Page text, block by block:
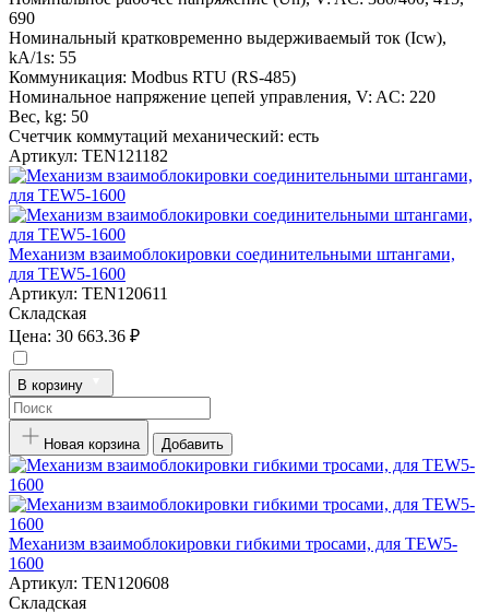
690
Номинальный кратковременно выдерживаемый ток (Icw),
kA/1s: 55
Коммуникация: Modbus RTU (RS-485)
Номинальное напряжение цепей управления, V: AC: 220
Вес, kg: 50
Счетчик коммутаций механический: есть
Артикул: TEN121182
Механизм взаимоблокировки соединительными штангами,
для TEW5-1600
Артикул: TEN120611
Складская
Цена: 30 663.36 ₽
В корзину
Новая корзина Добавить
Механизм взаимоблокировки гибкими тросами, для TEW5-
1600
Артикул: TEN120608
Складская